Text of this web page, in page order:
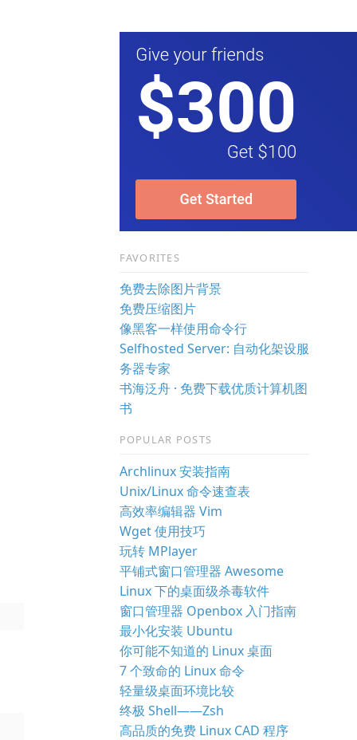
FAVORITES
免费去除图片背景
免费压缩图片
像黑客一样使用命令行
Selfhosted Server: 自动化架设服
务器专家
书海泛舟 · 免费下载优质计算机图
书
POPULAR POSTS
Archlinux 安装指南
Unix/Linux 命令速查表
高效率编辑器 Vim
Wget 使用技巧
玩转 MPlayer
平铺式窗口管理器 Awesome
Linux 下的桌面级杀毒软件
窗口管理器 Openbox 入门指南
最小化安装 Ubuntu
你可能不知道的 Linux 桌面
7 个致命的 Linux 命令
轻量级桌面环境比较
终极 Shell——Zsh
高品质的免费 Linux CAD 程序